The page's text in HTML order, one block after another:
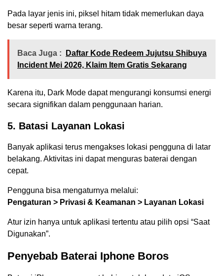
Pada layar jenis ini, piksel hitam tidak memerlukan daya
besar seperti warna terang.
Baca Juga :
Daftar Kode Redeem Jujutsu Shibuya
Incident Mei 2026, Klaim Item Gratis Sekarang
Karena itu, Dark Mode dapat mengurangi konsumsi energi
secara signifikan dalam penggunaan harian.
5. Batasi Layanan Lokasi
Banyak aplikasi terus mengakses lokasi pengguna di latar
belakang. Aktivitas ini dapat menguras baterai dengan
cepat.
Pengguna bisa mengaturnya melalui:
Pengaturan > Privasi & Keamanan > Layanan Lokasi
Atur izin hanya untuk aplikasi tertentu atau pilih opsi “Saat
Digunakan”.
Penyebab Baterai Iphone Boros